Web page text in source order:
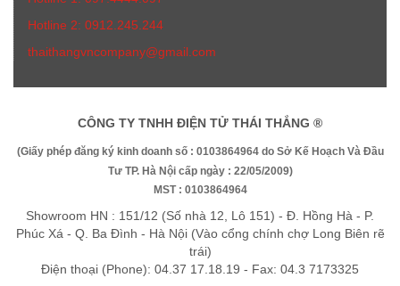
Hotline 2: 0912.245.244
thaithangvncompany@gmail.com
CÔNG TY TNHH ĐIỆN TỬ THÁI THẮNG ®
(Giấy phép đăng ký kinh doanh số : 0103864964 do Sở Kế Hoạch Và Đầu
Tư TP. Hà Nội cấp ngày : 22/05/2009)
MST : 0103864964
Showroom HN : 151/12 (Số nhà 12, Lô 151) - Đ. Hồng Hà - P.
Phúc Xá - Q. Ba Đình - Hà Nội (Vào cổng chính chợ Long Biên rẽ
trái)
Điện thoại (Phone): 04.37 17.18.19 - Fax: 04.3 7173325